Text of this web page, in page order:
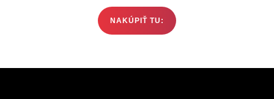
NAKÚPIŤ TU: